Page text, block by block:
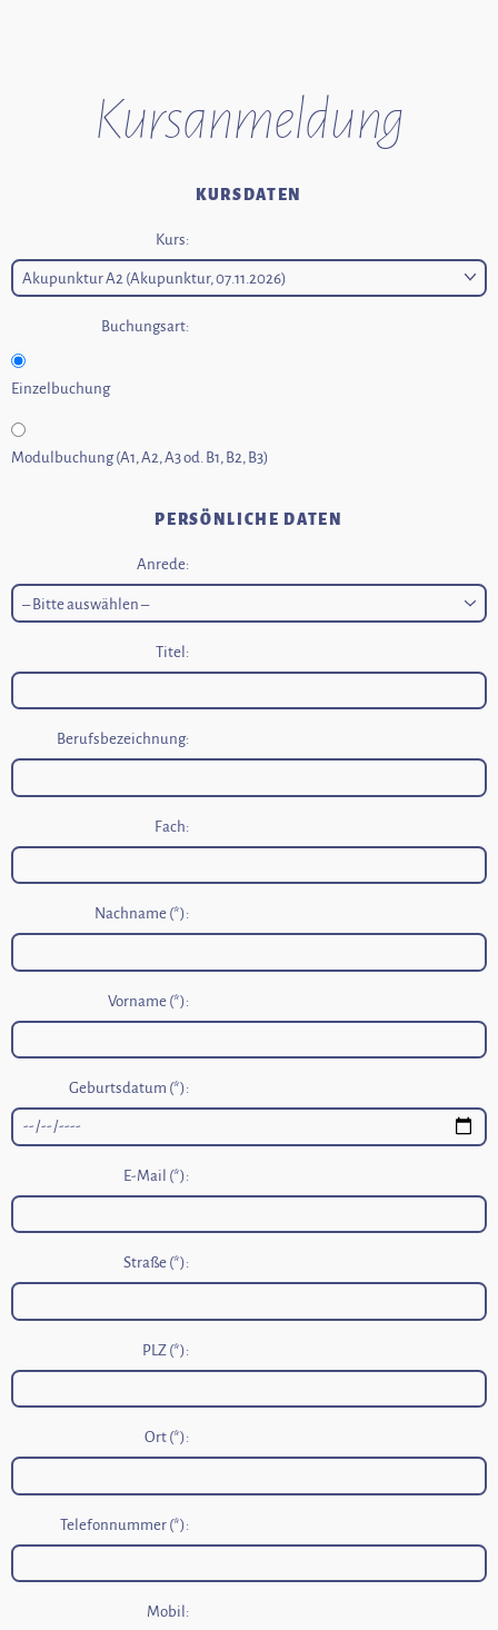
Kurs­anmeldung
KURSDATEN
Kurs:
Buchungsart:
Einzelbuchung
Modulbuchung (A1, A2, A3 od. B1, B2, B3)
PERSÖNLICHE DATEN
Anrede:
Titel:
Berufsbezeichnung:
Fach:
Nachname (*):
Vorname (*):
Geburtsdatum (*):
E-Mail (*):
Straße (*):
PLZ (*):
Ort (*):
Telefonnummer (*):
Mobil: